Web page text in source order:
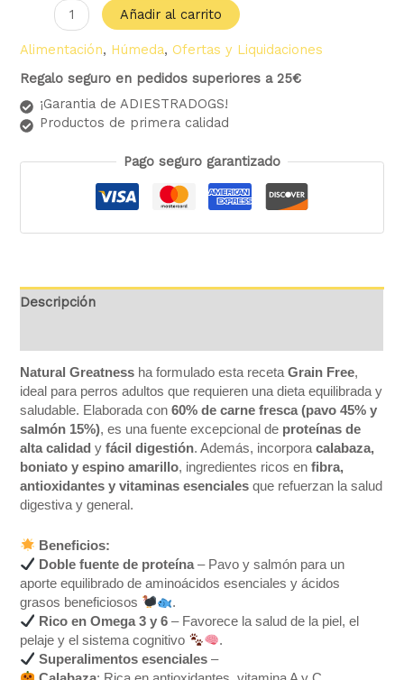
Añadir al carrito
Alimentación, Húmeda, Ofertas y Liquidaciones
Regalo seguro en pedidos superiores a 25€
¡Garantia de ADIESTRADOGS!
Productos de primera calidad
Pago seguro garantizado
Descripción
Natural Greatness ha formulado esta recetaGrain Free,
ideal para perros adultos que requieren una dieta equilibrada y
saludable. Elaborada con60% de carne fresca (pavo 45% y
salmón 15%), es una fuente excepcional de proteínas de
alta calidad yfácil digestión. Además, incorporacalabaza,
boniato y espino amarillo, ingredientes ricos enfibra,
antioxidantes y vitaminas esenciales que refuerzan la salud
digestiva y general.
Beneficios:
Doble fuente de proteína – Pavo y salmón para un
aporte equilibrado de aminoácidos esenciales y ácidos
grasos beneficiosos
.
Rico en Omega 3 y 6 – Favorece la salud de la piel, el
pelaje y el sistema cognitivo
.
Superalimentos esenciales –